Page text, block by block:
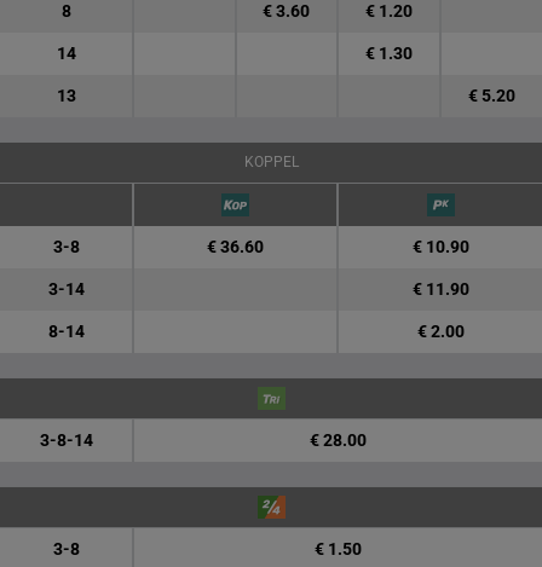
8 € 3.60 € 1.20
14 € 1.30
13 € 5.20
KOPPEL
3-8 € 36.60 € 10.90
3-14 € 11.90
8-14 € 2.00
3-8-14 € 28.00
3-8 € 1.50